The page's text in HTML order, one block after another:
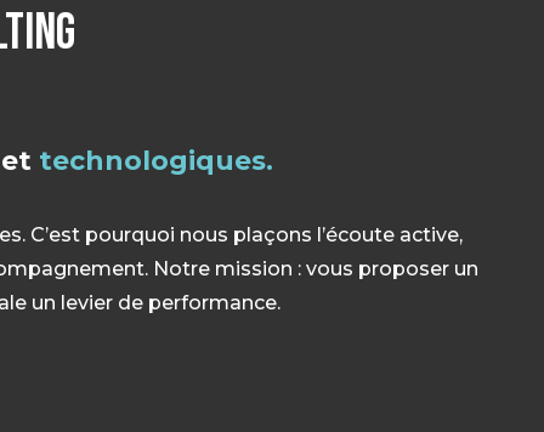
et technologiques.
C’est pourquoi nous plaçons l’écoute active,
Notre mission : vous proposer un
un levier de performance.